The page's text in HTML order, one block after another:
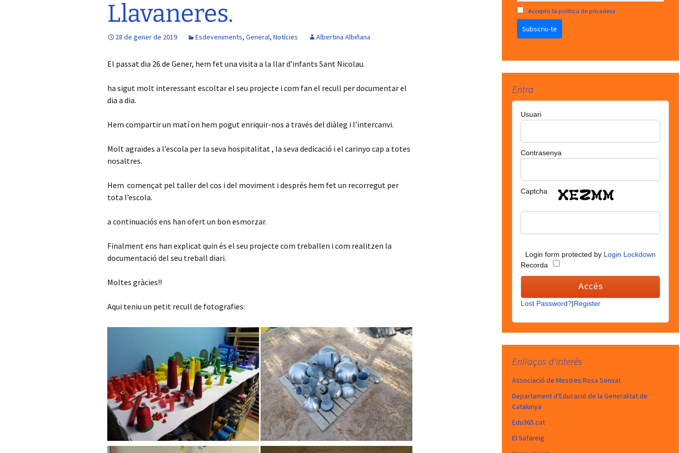
reivindicatives
Visites a escoles
Llavaneres.
28 de gener de 2019 Esdeveniments, General, Notícies Albertina Albiñana
El passat dia 26 de Gener, hem fet una visita a la llar d’infants Sant Nicolau.
ha sigut molt interessant escoltar el seu projecte i com fan el recull per documentar el
dia a dia.
Hem compartir un matí on hem pogut enriquir-nos a través del diàleg i l’intercanvi.
Molt agraïdes a l’escola per la seva hospitalitat , la seva dedicació i el carinyo cap a totes
nosaltres.
Hem començat pel taller del cos i del moviment i després hem fet un recorregut per
tota l’escola.
a continuaciós ens han ofert un bon esmorzar.
Finalment ens han explicat quin és el seu projecte com treballen i com realitzen la
documentació del seu treball diari.
Moltes gràcies!!
Aqui teniu un petit recull de fotografies:
Accepto la politica de privadesa
Entra
Usuari
Contrasenya
Captcha
Login form protected by Login Lockdown
Recorda
Lost Password?|Register
Enllaços d'interés
Associació de Mestres Rosa Sensat
Departament d'Educació de la Generalitat de
Catalunya
Edu365.cat
El Safareig